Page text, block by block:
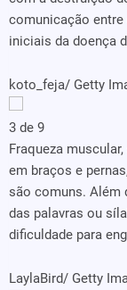
comunicação
iniciais da doença
koto_feja/ Getty
3 de 9
Fraqueza
em braços e
são comuns. Além
das palavras ou
dificuldade para
LaylaBird/ Getty